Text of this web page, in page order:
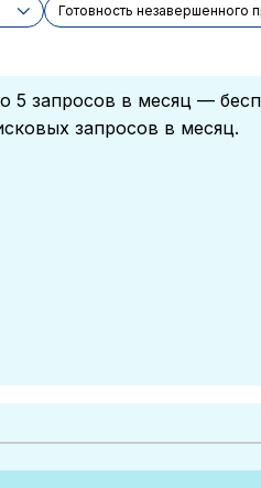
Готовность незавершенного
5 запросов в месяц —
запросов в месяц.